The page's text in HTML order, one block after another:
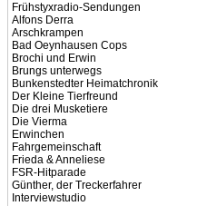
Frühstyxradio-Sendungen
Alfons Derra
Arschkrampen
Bad Oeynhausen Cops
Brochi und Erwin
Brungs unterwegs
Bunkenstedter Heimatchronik
Der Kleine Tierfreund
Die drei Musketiere
Die Vierma
Erwinchen
Fahrgemeinschaft
Frieda & Anneliese
FSR-Hitparade
Günther, der Treckerfahrer
Interviewstudio